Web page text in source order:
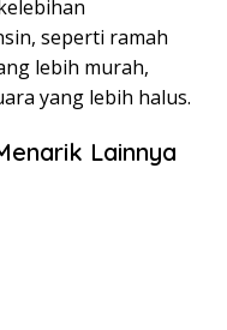
seperti ramah
lebih murah,
yang lebih halus.
Lainnya